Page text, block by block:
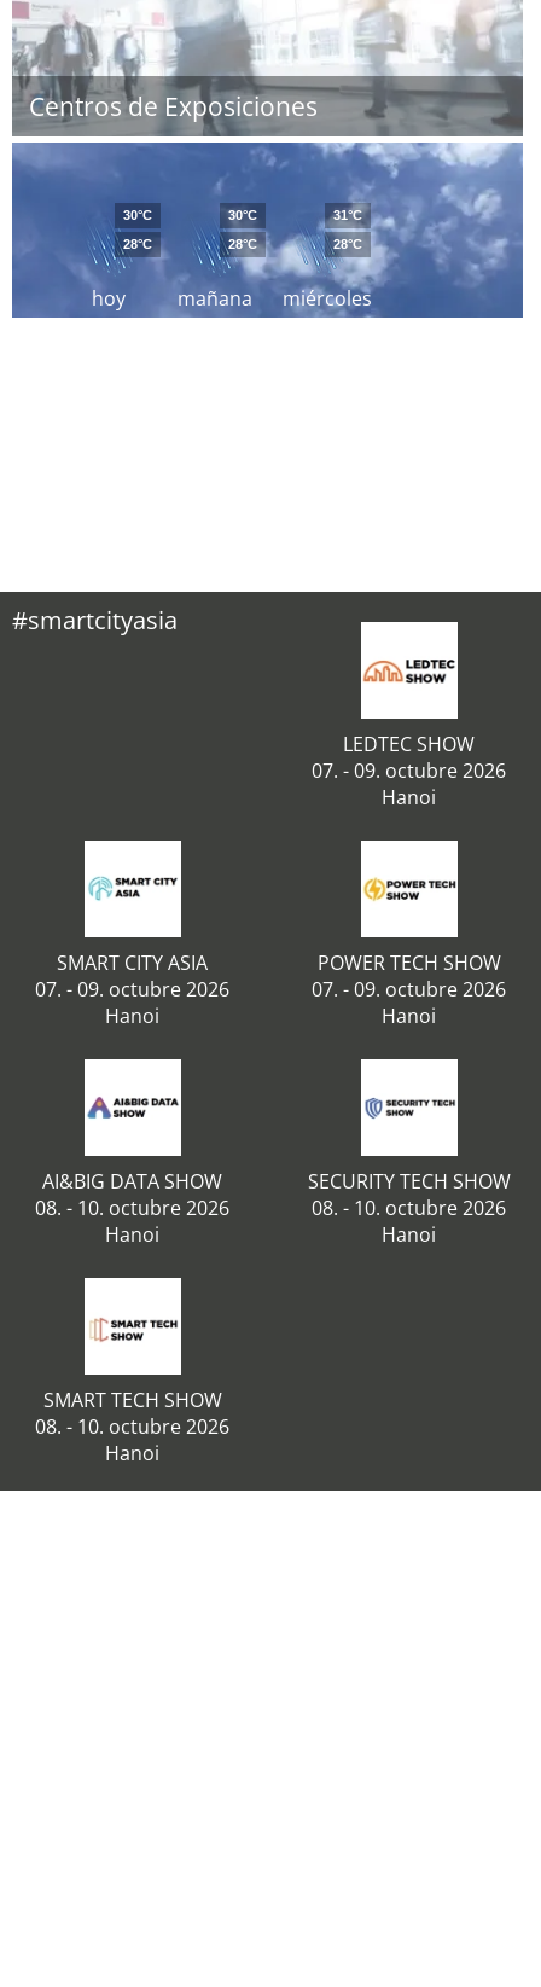
Centros de Exposiciones
hoy
30°C
28°C
mañana
30°C
28°C
miércoles
31°C
28°C
#smartcityasia
LEDTEC SHOW
07. - 09. octubre 2026
Hanoi
SMART CITY ASIA
07. - 09. octubre 2026
Hanoi
POWER TECH SHOW
07. - 09. octubre 2026
Hanoi
AI&BIG DATA SHOW
08. - 10. octubre 2026
Hanoi
SECURITY TECH SHOW
08. - 10. octubre 2026
Hanoi
SMART TECH SHOW
08. - 10. octubre 2026
Hanoi